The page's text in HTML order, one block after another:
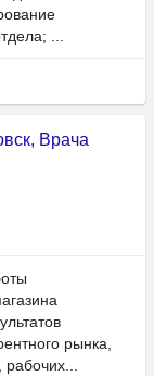
...
Врача
рынка,